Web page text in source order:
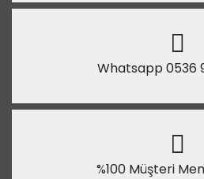
Whatsapp 0536
%100 Müşteri